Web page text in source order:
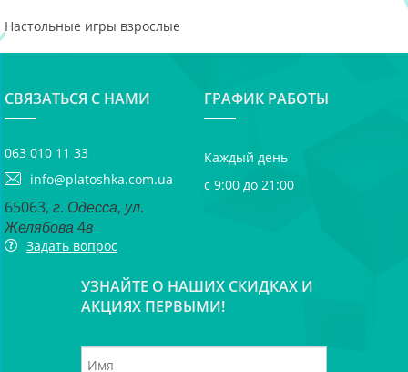
Настольные игры взрослые
СВЯЗАТЬСЯ С НАМИ
063 010 11 33
info@platoshka.com.ua
65063, г. Одесса, ул.
Желябова 4в
Задать вопрос
ГРАФИК РАБОТЫ
Каждый день
с 9:00 до 21:00
УЗНАЙТЕ О НАШИХ СКИДКАХ И
АКЦИЯХ ПЕРВЫМИ!